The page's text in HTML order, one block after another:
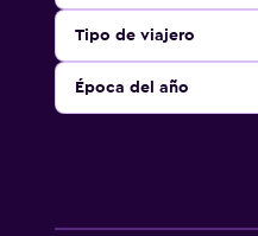
Tipo de viajero
Época del año